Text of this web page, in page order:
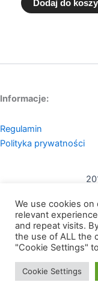
Dodaj do
Informacje:
Regulamin
Polityka prywatności
Kontakt:
mail:
Nikodem Szewczyk
95-200, Pabianice
We use cookies
relevant
and repeat visits.
the use of ALL the
"Cookie Settings"
Cookie Settings